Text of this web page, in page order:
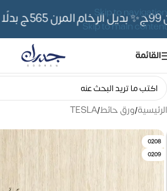
Skip to navigation
Skip to main content
✨ بديل الرخام المرن 565ج بدلًا من 690ج لفترة محدوده
القائمة
الرئيسية/ورق حائط/
TESLA
0208
0209